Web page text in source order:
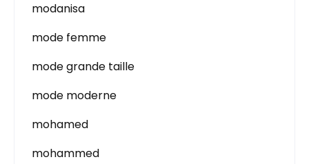
modanisa
mode femme
mode grande taille
mode moderne
mohamed
mohammed